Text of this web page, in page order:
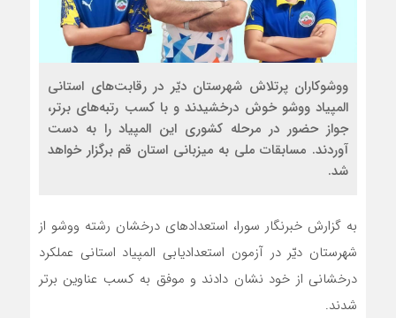
ووشوکاران پرتلاش شهرستان دیّر در رقابت‌های استانی
المپیاد ووشو خوش درخشیدند و با کسب رتبه‌های برتر،
جواز حضور در مرحله کشوری این المپیاد را به دست
آوردند. مسابقات ملی به میزبانی استان قم برگزار خواهد
شد.
به گزارش خبرنگار سورا، استعدادهای درخشان رشته ووشو از
شهرستان دیّر در آزمون استعدادیابی المپیاد استانی عملکرد
درخشانی از خود نشان دادند و موفق به کسب عناوین برتر
شدند.